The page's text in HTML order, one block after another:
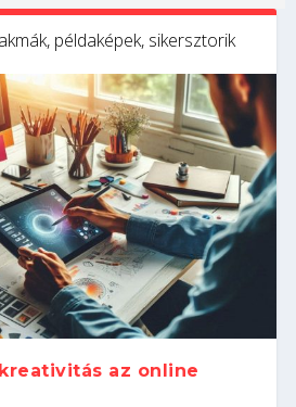
ATS-barát önéletrajzot?
az esélyedet az
ezeket a
egyetemi felvételi?
verseny kódban –
sor program dönti el a
példaképek, sikersztorik
az online